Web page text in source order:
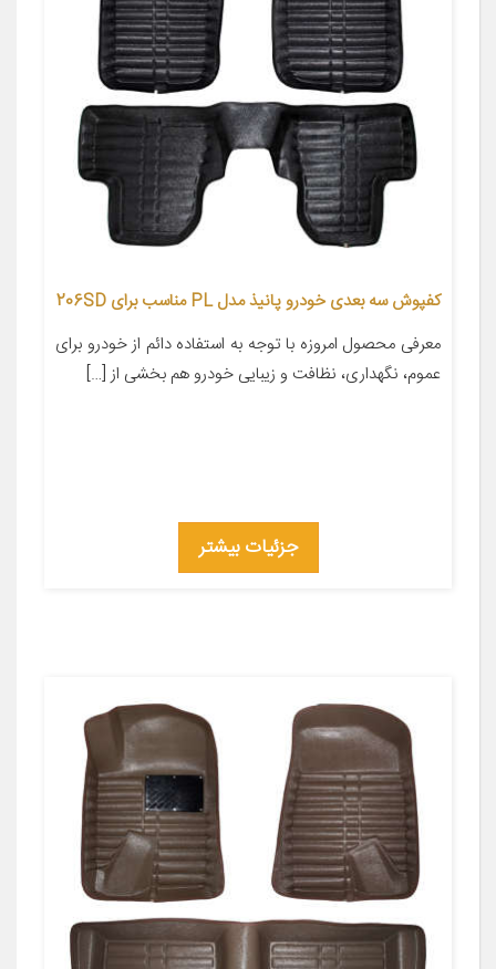
کفپوش سه بعدی خودرو پانیذ مدل PL مناسب برای 206SD
معرفی محصول امروزه با توجه به استفاده دائم از خودرو برای
عموم، نگهداری، نظافت و زیبایی خودرو هم بخشی از […]
جزئیات بیشتر